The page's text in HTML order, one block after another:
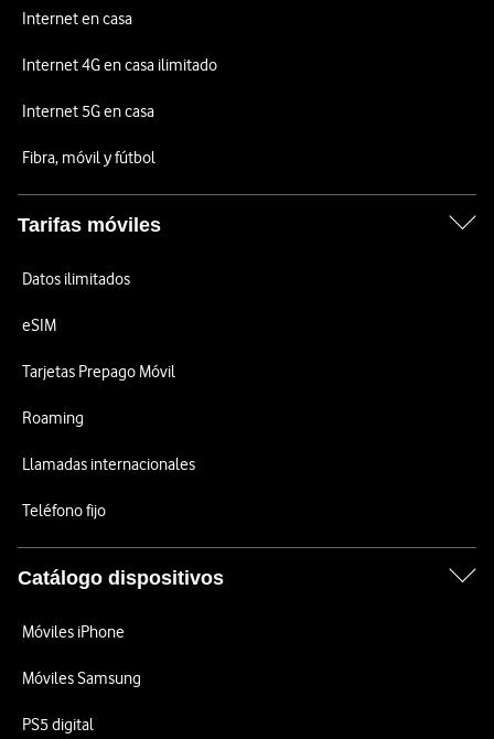
Internet en casa
Internet 4G en casa ilimitado
Internet 5G en casa
Fibra, móvil y fútbol
Tarifas móviles
Datos ilimitados
eSIM
Tarjetas Prepago Móvil
Roaming
Llamadas internacionales
Teléfono fijo
Catálogo dispositivos
Móviles iPhone
Móviles Samsung
PS5 digital